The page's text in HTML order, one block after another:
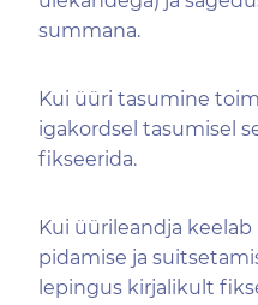
summana.
Kui üüri tasumine
igakordsel tasumisel
fikseerida.
Kui üürileandja
pidamise ja
lepingus kirjalikult